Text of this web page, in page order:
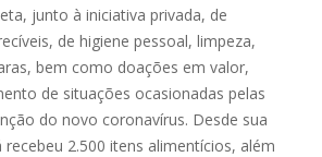
junto à iniciativa privada, de
de higiene pessoal, limpeza,
bem como doações em valor,
de situações ocasionadas pelas
do novo coronavírus. Desde sua
2.500 itens alimentícios, além